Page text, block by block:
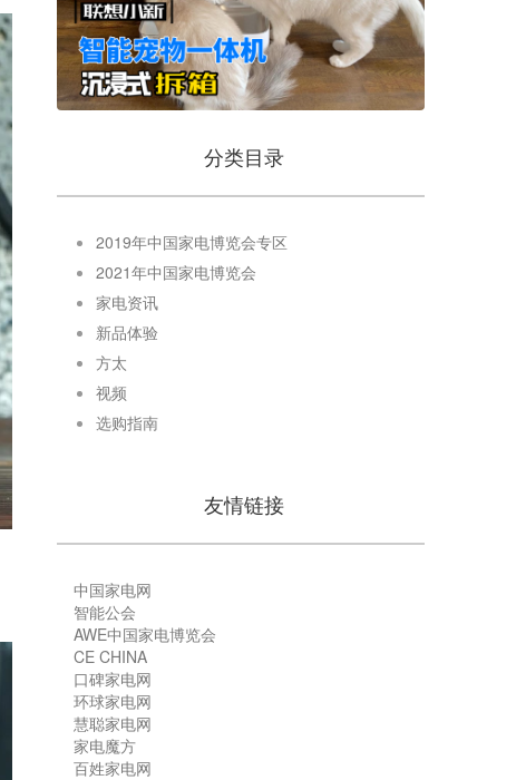
分类目录
2019年中国家电博览会专区
2021年中国家电博览会
家电资讯
新品体验
方太
视频
选购指南
友情链接
中国家电网
智能公会
AWE中国家电博览会
CE CHINA
口碑家电网
环球家电网
慧聪家电网
家电魔方
百姓家电网